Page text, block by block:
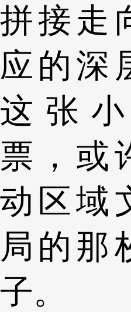
拼接走
应的深
这张
票，或
动区域
局的那
子。